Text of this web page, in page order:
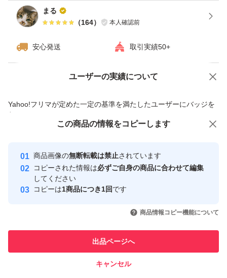
まる
（164） 本人確認前
安心発送 取引実績50+
ユーザーの実績について
Yahoo!フリマが定めた一定の基準を満たしたユーザーにバッジを
付与しています
安心取引出品者
心・安全なユーザーです
取引実績
引を完了させた実績があります
での取引実績があります
価格の相談 商品への質問
この商品の情報をコピーします
商品画像の無断転載は禁止されています
コピーされた情報は必ずご自身の商品に合わせて編集
してください
コピーは1商品につき1回です
商品情報コピー機能について
出品ページへ
キャンセル
この商品をみている人にオススメ